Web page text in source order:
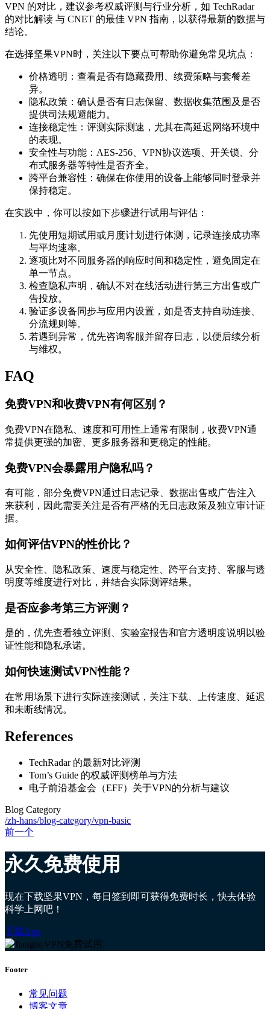
VPN 的对比，建议参考权威评测与行业分析，如 TechRadar
的对比解读 与 CNET 的最佳 VPN 指南，以获得最新的数据与
结论。
在选择坚果VPN时，关注以下要点可帮助你避免常见坑点：
价格透明：查看是否有隐藏费用、续费策略与套餐差
异。
隐私政策：确认是否有日志保留、数据收集范围及是否
提供司法规避能力。
连接稳定性：评测实际测速，尤其在高延迟网络环境中
的表现。
安全性与功能：AES-256、VPN协议选项、开关锁、分
布式服务器等特性是否齐全。
跨平台兼容性：确保在你使用的设备上能够同时登录并
保持稳定。
在实践中，你可以按如下步骤进行试用与评估：
先使用短期试用或月度计划进行体测，记录连接成功率
与平均速率。
逐项比对不同服务器的响应时间和稳定性，避免固定在
单一节点。
检查隐私声明，确认不对在线活动进行第三方出售或广
告投放。
验证多设备同步与应用内设置，如是否支持自动连接、
分流规则等。
若遇到异常，优先咨询客服并留存日志，以便后续分析
与维权。
FAQ
免费VPN和收费VPN有何区别？
免费VPN在隐私、速度和可用性上通常有限制，收费VPN通
常提供更强的加密、更多服务器和更稳定的性能。
免费VPN会暴露用户隐私吗？
有可能，部分免费VPN通过日志记录、数据出售或广告注入
来获利，因此需要关注是否有严格的无日志政策及独立审计证
据。
如何评估VPN的性价比？
从安全性、隐私政策、速度与稳定性、跨平台支持、客服与透
明度等维度进行对比，并结合实际测评结果。
是否应参考第三方评测？
是的，优先查看独立评测、实验室报告和官方透明度说明以验
证性能和隐私承诺。
如何快速测试VPN性能？
在常用场景下进行实际连接测试，关注下载、上传速度、延迟
和未断线情况。
References
TechRadar 的最新对比评测
Tom’s Guide 的权威评测榜单与方法
电子前沿基金会（EFF）关于VPN的分析与建议
Blog Category
/zh-hans/blog-category/vpn-basic
前一个
永久免费使用
现在下载坚果VPN，每日签到即可获得免费时长，快去体验
科学上网吧！
下载App
Footer
常见问题
博客文章